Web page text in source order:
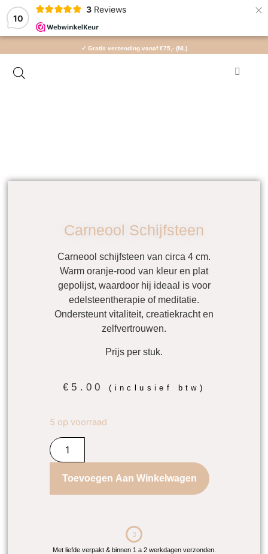
10
3 Reviews ×
✓ Gratis verzending vanaf €75,- (NL)
Carneool Schijfsteen
Carneool schijfsteen van circa 4 cm.
Warm oranje-rood van kleur en plat
gepolijst, waardoor hij ideaal is voor
edelsteentherapie of meditatie.
Ondersteunt vitaliteit, creatiekracht en
zelfvertrouwen.
Prijs per stuk.
€ 5.00 (inclusief btw)
5 op voorraad
Toevoegen Aan Winkelwagen
Met liefde verpakt & binnen 1 a 2 werkdagen verzonden.